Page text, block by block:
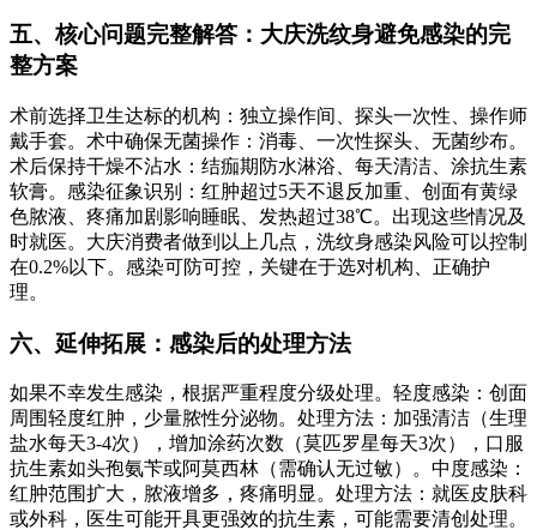
五、核心问题完整解答：大庆洗纹身避免感染的完
整方案
术前选择卫生达标的机构：独立操作间、探头一次性、操作师
戴手套。术中确保无菌操作：消毒、一次性探头、无菌纱布。
术后保持干燥不沾水：结痂期防水淋浴、每天清洁、涂抗生素
软膏。感染征象识别：红肿超过5天不退反加重、创面有黄绿
色脓液、疼痛加剧影响睡眠、发热超过38℃。出现这些情况及
时就医。大庆消费者做到以上几点，洗纹身感染风险可以控制
在0.2%以下。感染可防可控，关键在于选对机构、正确护
理。
六、延伸拓展：感染后的处理方法
如果不幸发生感染，根据严重程度分级处理。轻度感染：创面
周围轻度红肿，少量脓性分泌物。处理方法：加强清洁（生理
盐水每天3-4次），增加涂药次数（莫匹罗星每天3次），口服
抗生素如头孢氨苄或阿莫西林（需确认无过敏）。中度感染：
红肿范围扩大，脓液增多，疼痛明显。处理方法：就医皮肤科
或外科，医生可能开具更强效的抗生素，可能需要清创处理。